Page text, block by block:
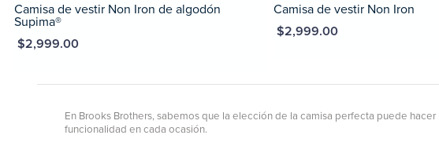
Camisa de vestir Non Iron de algodón
Supima®
$2,999.00
Camisa de vestir Non Iron
MXN $2,999.00
En Brooks Brothers, sabemos que la elección de la camisa perfecta puede
funcionalidad en cada ocasión.